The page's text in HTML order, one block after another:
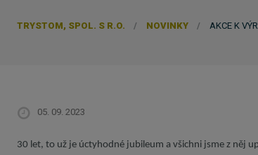
TRYSTOM, SPOL. S R.O. NOVINKY AKCE K
05. 09. 2023
30 let, to už je úctyhodné jubileum a všichni jsme z něj